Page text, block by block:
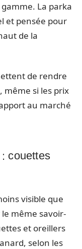
La parka
et pensée pour
de la
de rendre
même si les prix
au marché
couettes
visible que
même savoir-
et oreillers
selon les